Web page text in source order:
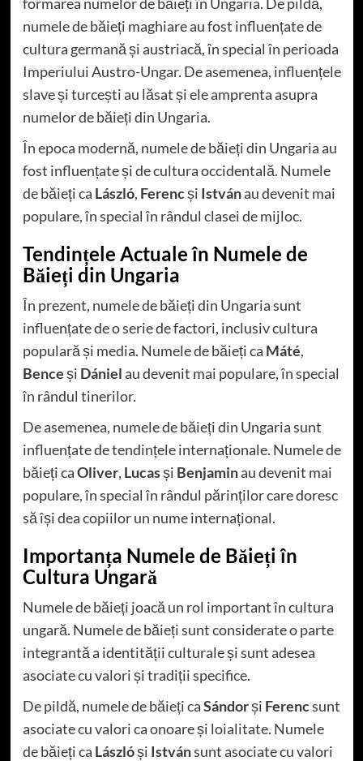
numele de băieți maghiare au fost influențate de
cultura germană și austriacă, în special în perioada
Imperiului Austro-Ungar. De asemenea, influențele
slave și turcești au lăsat și ele amprenta asupra
numelor de băieți din Ungaria.
În epoca modernă, numele de băieți din Ungaria au
fost influențate și de cultura occidentală. Numele
de băieți ca László, Ferencși Istvánau devenit mai
populare, în special în rândul clasei de mijloc.
Tendințele Actuale în Numele de
Băieți din Ungaria
În prezent, numele de băieți din Ungaria sunt
influențate de o serie de factori, inclusiv cultura
populară și media. Numele de băieți ca Máté,
Benceși Dánielau devenit mai populare, în special
în rândul tinerilor.
De asemenea, numele de băieți din Ungaria sunt
influențate de tendințele internaționale. Numele de
băieți caOliver, Lucasși Benjaminau devenit mai
populare, în special în rândul părinților care doresc
să își dea copiilor un nume internațional.
Importanța Numele de Băieți în
Cultura Ungară
Numele de băieți joacă un rol important în cultura
ungară. Numele de băieți sunt considerate o parte
integrantă a identității culturale și sunt adesea
asociate cu valori și tradiții specifice.
De pildă, numele de băieți caSándorși Ferencsunt
asociate cu valori ca onoare și loialitate. Numele
de băieți ca Lászlóși Istvánsunt asociate cu valori